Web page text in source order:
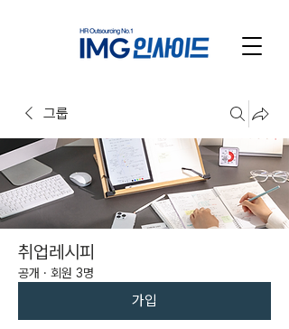
그룹
취업레시피
공개 · 회원 3명
가입